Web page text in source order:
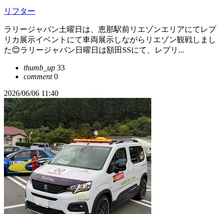
リフター
ラリージャパン土曜日は、恵那駅前リエゾンエリアにてレプ
リカ展示イベントにて車両展示しながらリエゾン観戦しまし
た😊ラリージャパン日曜日は額田SSにて、レプリ...
thumb_up 33
comment0
2026/06/06 11:40